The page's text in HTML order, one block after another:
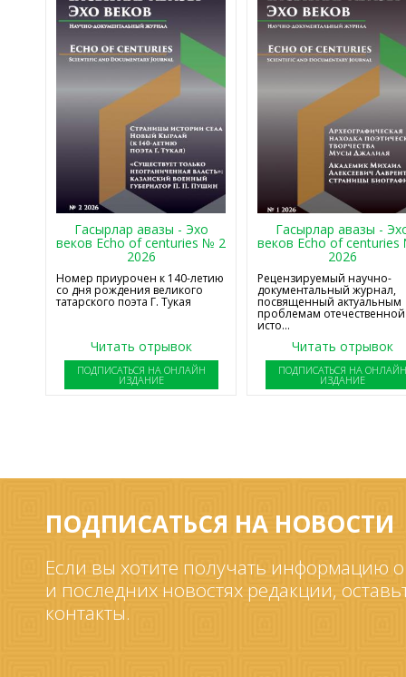
Гасырлар авазы - Эхо
веков Echo of centuries № 2
2026
Номер приурочен к 140-летию
со дня рождения великого
татарского поэта Г. Тукая
Читать отрывок
ПОДПИСАТЬСЯ НА ОНЛАЙН
ИЗДАНИЕ
Гасырлар авазы -
веков Echo of
2026
Рецензируемый научно-
документальный журнал,
посвященный актуальным
проблемам отечественной
исто...
Читать отрывок
ПОДПИСАТЬСЯ НА
ИЗДАНИЕ
ПОДПИСАТЬСЯ НА НОВОСТИ
Если вы хотите получать информацию
и последних новостях редакции,
контакты.